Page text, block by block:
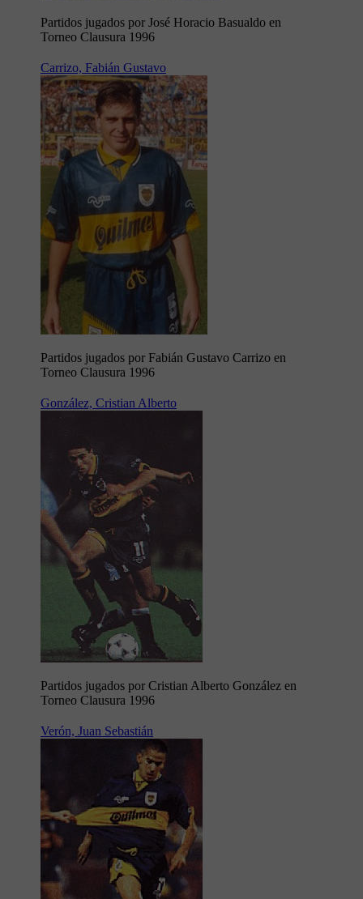
Partidos jugados por José Horacio Basualdo en
Torneo Clausura 1996
Carrizo, Fabián Gustavo
Partidos jugados por Fabián Gustavo Carrizo en
Torneo Clausura 1996
González, Cristian Alberto
Partidos jugados por Cristian Alberto González en
Torneo Clausura 1996
Verón, Juan Sebastián